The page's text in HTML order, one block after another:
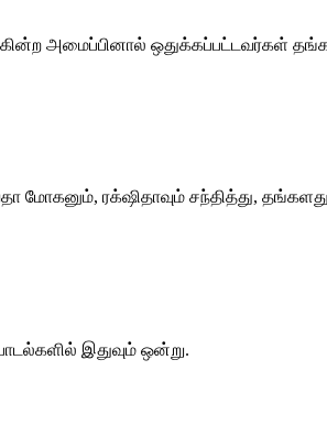
அமைப்பினால் ஒதுக்கப்பட்டவர்கள்
ரக்‌ஷிதாவும் சந்தித்து, தங்களது
இதுவும் ஒன்று.